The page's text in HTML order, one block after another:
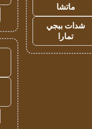
ماتشا
شدات ببجي
تمارا